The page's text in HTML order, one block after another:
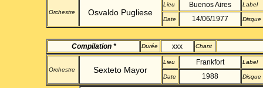
Orchestre Osvaldo Pugliese
Lieu Buenos Aires Label
Date 14/06/1977 Disque
Compilation * Durée xxx Chant
Orchestre Sexteto Mayor
Lieu Frankfort Label
Date 1988 Disque